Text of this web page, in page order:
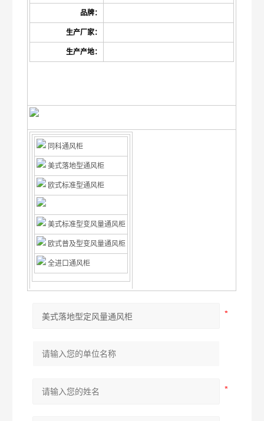
品牌：
生产厂家：
生产产地：
同科通风柜
美式落地型通风柜
欧式标准型通风柜
美式标准型变风量通风柜
欧式普及型变风量通风柜
全进口通风柜